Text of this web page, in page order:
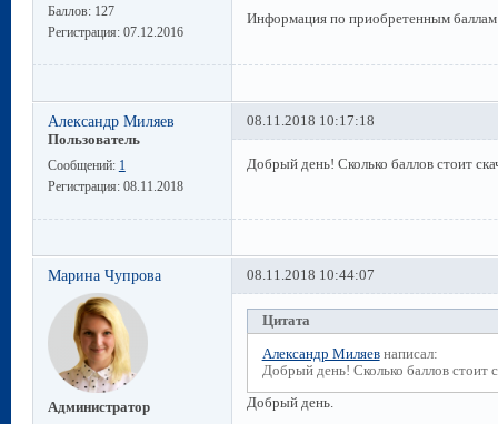
Баллов: 127
Регистрация: 07.12.2016
Информация по приобретенным
Александр Миляев
Пользователь
Сообщений: 1
Регистрация: 08.11.2018
08.11.2018 10:17:18
Добрый день! Сколько баллов стоит
Марина Чупрова
Администратор
08.11.2018 10:44:07
Цитата
Александр Миляевнаписал:
Добрый день! Сколько баллов стоит
Добрый день.